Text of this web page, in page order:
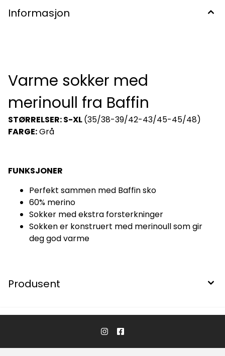
Informasjon
Varme sokker med
merinoull fra Baffin
STØRRELSER: S-XL(35/38-39/42-43/45-45/48)
FARGE:Grå
FUNKSJONER
Perfekt sammen med Baffin sko
60% merino
Sokker med ekstra forsterkninger
Sokken er konstruert med merinoull som gir
deg god varme
Produsent